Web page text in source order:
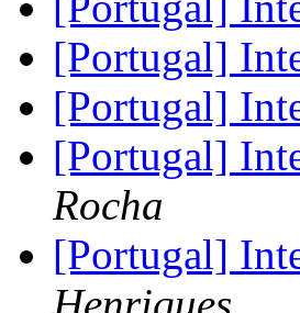
[Portugal]
[Portugal]
[Portugal]
Rocha
[Portugal]